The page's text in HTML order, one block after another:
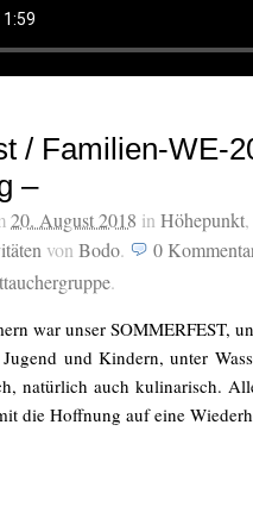
/ Familien-WE-
–
20. August 2018 in Höhepunkt,
von Bodo. 0
.
war unser SOMMERFEST,
und Kindern, unter
natürlich auch kulinarisch.
die Hoffnung auf eine